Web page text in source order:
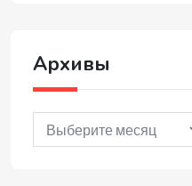
Архивы
Архивы